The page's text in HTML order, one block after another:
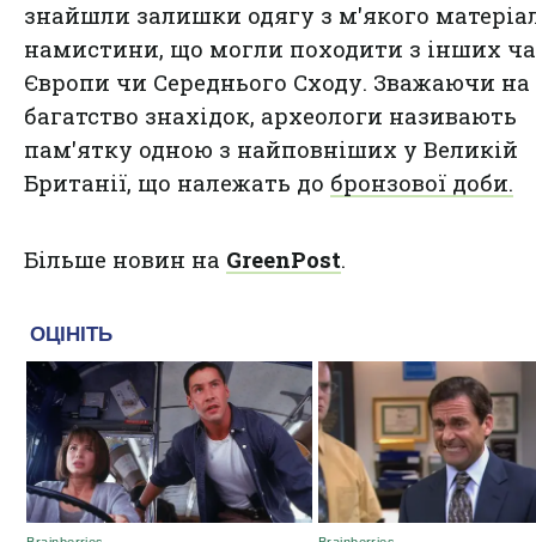
знайшли залишки одягу з м'якого
намистини, що могли походити з інших
Європи чи Середнього Сходу. Зважаючи на
багатство знахідок, археологи називають
пам'ятку одною з найповніших у Великій
Британії, що належать до бронзової доби.
Більше новин на GreenPost.